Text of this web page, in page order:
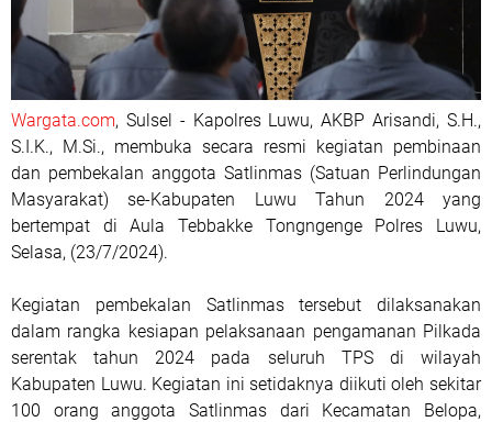
Wargata.com, Sulsel - Kapolres Luwu, AKBP Arisandi, S.H.,
S.I.K., M.Si., membuka secara resmi kegiatan pembinaan
dan pembekalan anggota Satlinmas (Satuan Perlindungan
Masyarakat) se-Kabupaten Luwu Tahun 2024 yang
bertempat di Aula Tebbakke Tongngenge Polres Luwu,
Selasa, (23/7/2024).
Kegiatan pembekalan Satlinmas tersebut dilaksanakan
dalam rangka kesiapan pelaksanaan pengamanan Pilkada
serentak tahun 2024 pada seluruh TPS di wilayah
Kabupaten Luwu. Kegiatan ini setidaknya diikuti oleh sekitar
100 orang anggota Satlinmas dari Kecamatan Belopa,